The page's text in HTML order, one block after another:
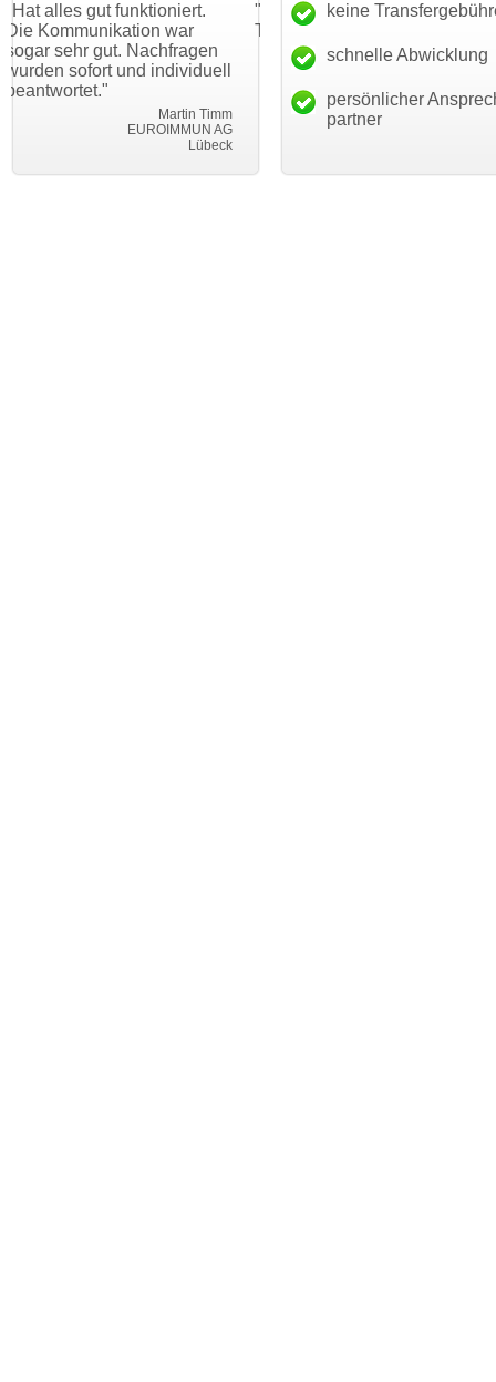
funktioniert.
war
Nachfragen
und individuell
"Danke für den schnellen
Transfer und guten Service!"
Thomas Schäfer
i can eckert communication GmbH
"Ich bin
haben. Die
mein
keine
schnelle Abwicklung
persönlicher
partner